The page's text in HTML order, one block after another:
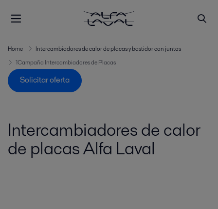
Home
Intercambiadores de calor de placas y bastidor con juntas
1Campaña Intercambiadores de Placas
Solicitar oferta
Intercambiadores de calor
de placas Alfa Laval